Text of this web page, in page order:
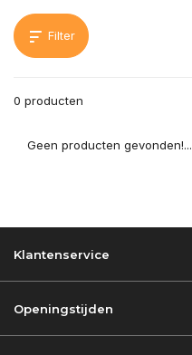
Filter
0 producten
Geen producten gevonden!...
Klantenservice
Openingstijden